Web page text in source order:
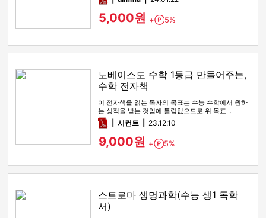
5,000원 + Point
5%
노베이스도 수학 1등급 만들어주는,
수학 전자책
이 전자책을 읽는 독자의 목표는 수능 수학에서 원하
는 성적을 받는 것임에 틀림없으므로 위 목표…
pdf시컨트 23.12.10
9,000원 + Point
5%
스트로마 생명과학(수능 생1 독학
서)